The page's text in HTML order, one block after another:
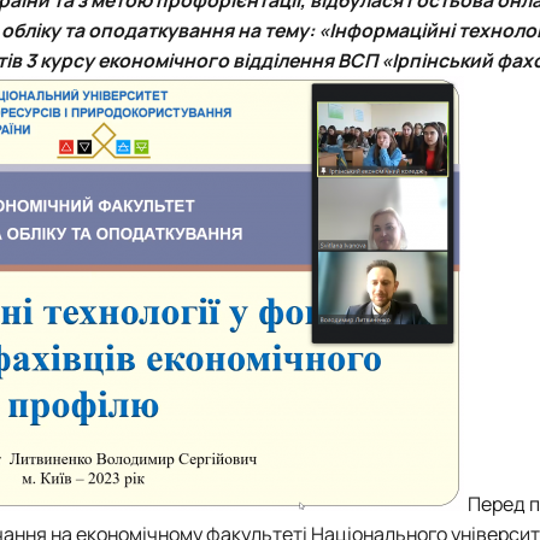
бізнес-систем, кластерів …
75-річчю економічного фак…
та оподаткуванняна тему: «Інформаційні
3 курсу економічного відділенняВСП «Ірпінський
Перед
наекономічному факультеті Національного